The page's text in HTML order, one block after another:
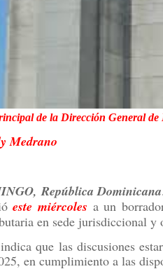
de la Dirección General de
Medrano
República Dominicana
este miércoles a un
en sede jurisdiccional y
que las discusiones
en cumplimiento a las